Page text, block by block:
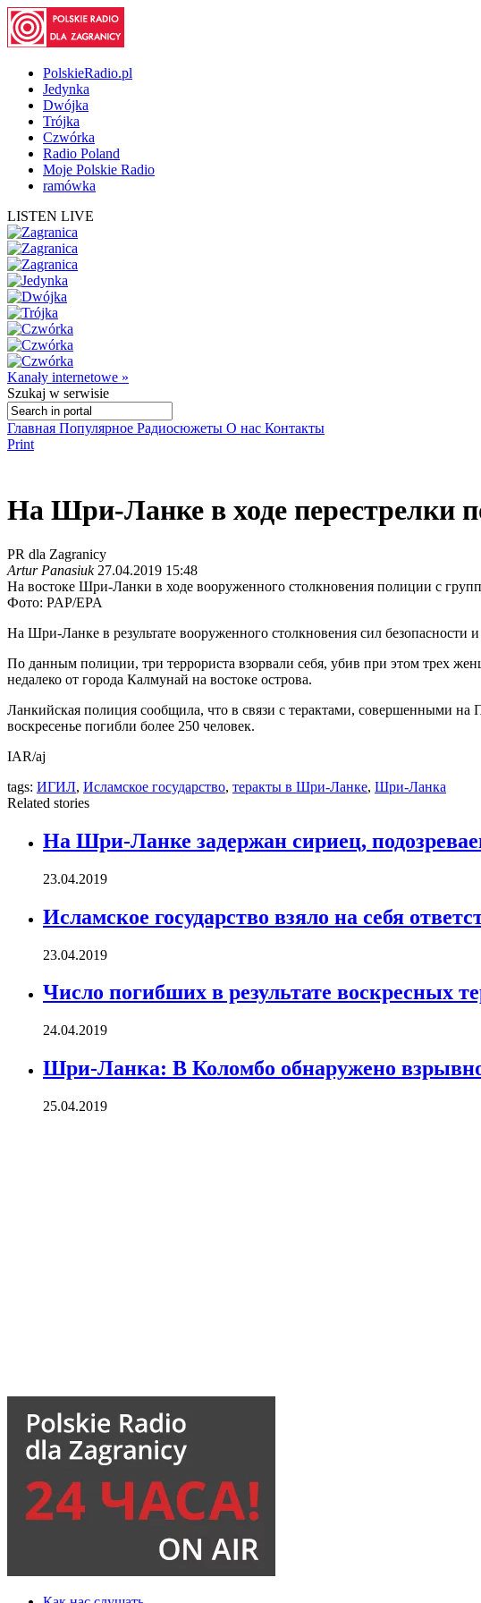
PolskieRadio.pl
Jedynka
Dwójka
Trójka
Czwórka
Radio Poland
Moje Polskie Radio
ramówka
LISTEN LIVE
Kanały internetowe »
Szukaj w serwisie
Главная Популярное Радиосюжеты О нас Контакты
Print
На Шри-Ланке в ходе перестрелки
PR dla Zagranicy
Artur Panasiuk27.04.2019 15:48
На востоке Шри-Ланки в ходе вооруженного столкновения полиции с
Фото: PAP/EPA
На Шри-Ланке в результате вооруженного столкновения сил безопасности
По данным полиции, три террориста взорвали себя, убив при этом трех
недалеко от города Калмунай на востоке острова.
Ланкийская полиция сообщила, что в связи с терактами, совершенными на
воскресенье погибли более 250 человек.
IAR/aj
tags: ИГИЛ, Исламское государство, теракты в Шри-Ланке, Шри-Ланка
Related stories
На Шри-Ланке задержан сириец,
23.04.2019
Исламское государство взяло на себя
23.04.2019
Число погибших в результате воскресных
24.04.2019
Шри-Ланка: В Коломбо обнаружено
25.04.2019